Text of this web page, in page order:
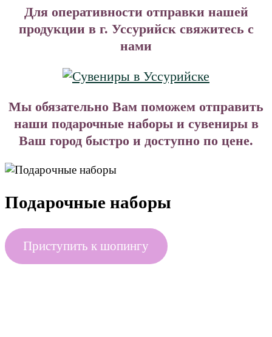
Для оперативности отправки нашей
продукции в г. Уссурийск свяжитесь с
нами
Мы обязательно Вам поможем отправить
наши подарочные наборы и сувениры в
Ваш город быстро и доступно по цене.
Подарочные наборы
Приступить к шопингу